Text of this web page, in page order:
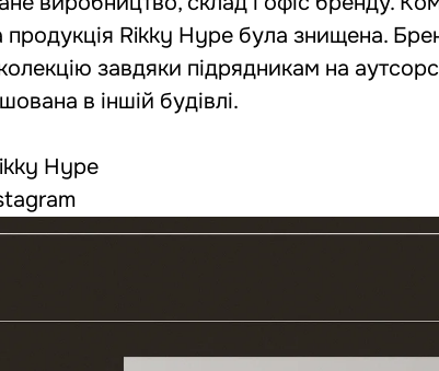
продукція Rikky Hype була знищена.
завдяки підрядникам на
в іншій будівлі.
Hype